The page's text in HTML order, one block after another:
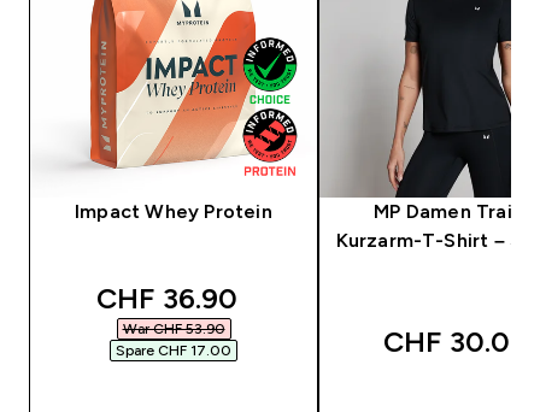
Impact Whey Protein
discounted price
CHF 36.90‎
War CHF 53.90‎
Spare CHF 17.00‎
MP Damen
Kurzarm-T-Shirt –
CHF 30.00‎